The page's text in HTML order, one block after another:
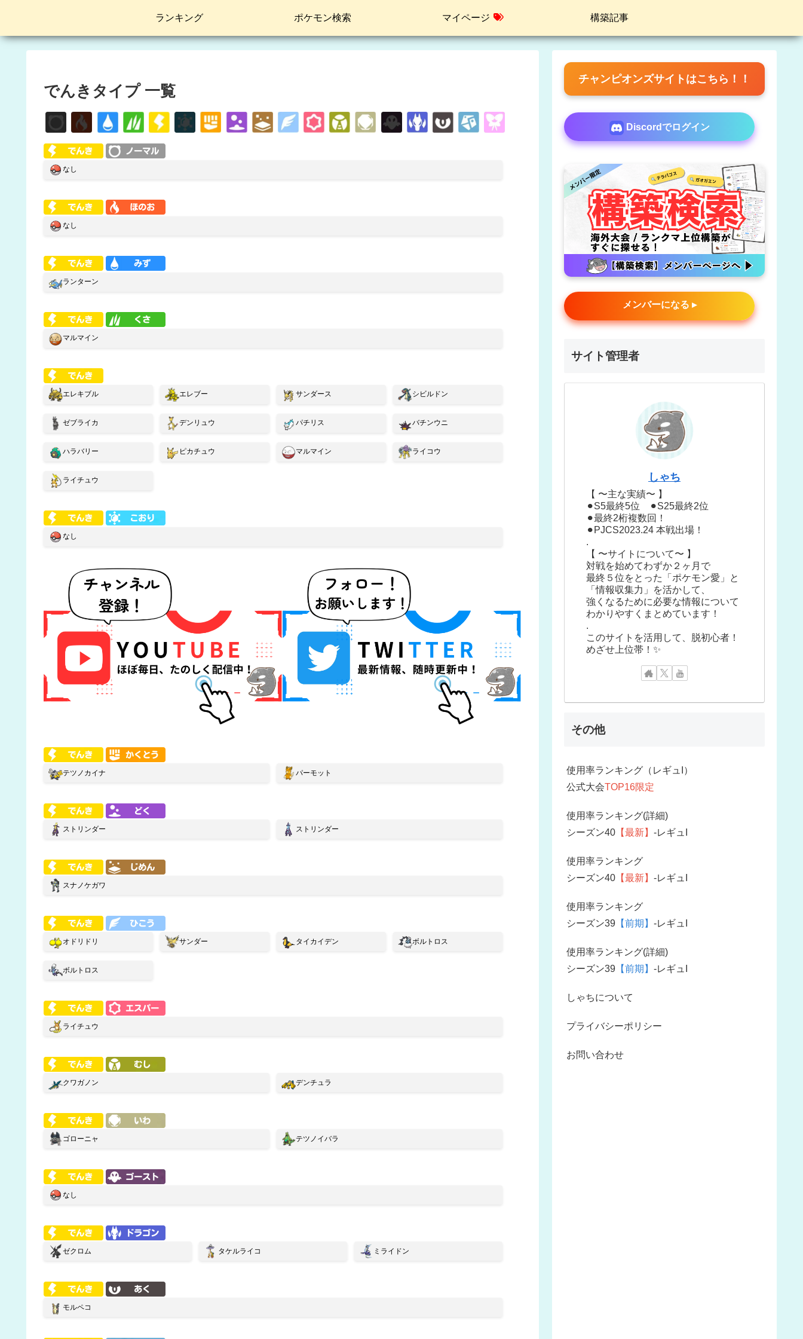
ランキング ポケモン検索 マイページ 構築記事
でんきタイプ 一覧
なし
なし
ランターン
マルマイン
エレキブル エレブー サンダース シビルドン
ゼブライカ デンリュウ パチリス バチンウニ
ハラバリー ピカチュウ マルマイン ライコウ
ライチュウ
なし
テツノカイナ パーモット
ストリンダー ストリンダー
スナノケガワ
オドリドリ サンダー タイカイデン ボルトロス
ボルトロス
ライチュウ
クワガノン デンチュラ
ゴローニャ テツノイバラ
なし
ゼクロム タケルライコ ミライドン
モルペコ
チャンピオンズサイトはこちら！！
Discordでログイン
メンバーになる ▸
サイト管理者
しゃち
【 〜主な実績〜 】
⚫︎S5最終5位 ⚫︎S25最終2位
⚫︎最終2桁複数回！
⚫︎PJCS2023.24 本戦出場！
.
【 〜サイトについて〜 】
対戦を始めてわずか２ヶ月で
最終５位をとった「ポケモン愛」と
「情報収集力」を活かして、
強くなるために必要な情報について
わかりやすくまとめています！
.
このサイトを活用して、脱初心者！
めざせ上位帯！✨
その他
使用率ランキング（レギュI）
公式大会TOP16限定
使用率ランキング(詳細)
シーズン40 【最新】 -レギュI
使用率ランキング
シーズン40 【最新】 -レギュI
使用率ランキング
シーズン39 【前期】 -レギュI
使用率ランキング(詳細)
シーズン39 【前期】 -レギュI
しゃちについて
プライバシーポリシー
お問い合わせ